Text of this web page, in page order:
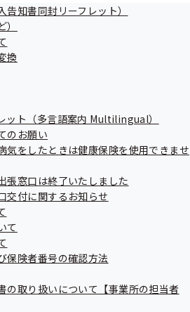
知書同封リーフレット）
換
ット（多言語案内 Multilingual）
のお願い
気をしたときは健康保険を使用できませ
張窓口は終了いたしました
交付に関するお知らせ
て
保険者番号の確認方法
の取り扱いについて【事業所の担当者
ティブ制度
ブロック評議会開催結果報告
今後の基本的な運営方針
おける意見発信の状況
各協議会等の動向
いては、当時の資料番号・日付が
ります。ご了承ください。